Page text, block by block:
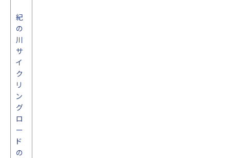
紀
の
川
サ
イ
ク
リ
ン
グ
ロ
ー
ド
の